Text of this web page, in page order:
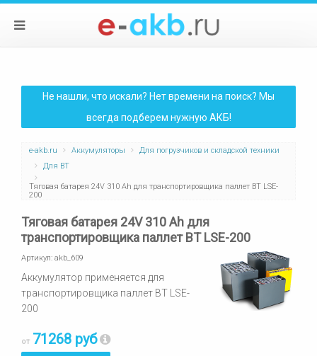
Не нашли, что искали? Нет времени на поиск? Мы
всегда подберем нужную АКБ!
e-akb.ru Аккумуляторы
Для погрузчиков и складской техники
Для BT
Тяговая батарея 24V 310 Ah для транспортировщика паллет BT LSE-
200
Тяговая батарея 24V 310 Ah для
транспортировщика паллет BT LSE-200
Артикул: akb_609
Аккумулятор применяется для
транспортировщика паллет BT LSE-
200
от 71268 руб